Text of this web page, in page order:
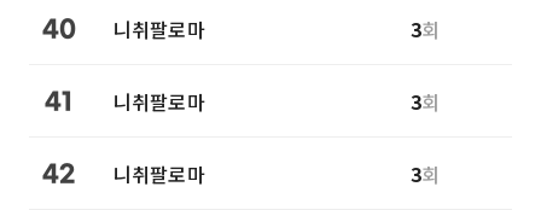
40 니취팔로마 3회
41 니취팔로마 3회
42 니취팔로마 3회